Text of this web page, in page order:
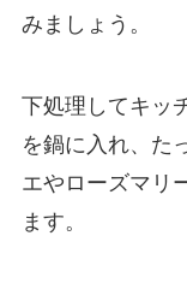
みましょう。
下処理してキッ
を鍋に入れ、た
エやローズマリ
ます。